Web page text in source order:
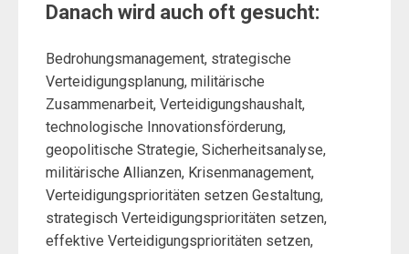
Danach wird auch oft gesucht:
Bedrohungsmanagement, strategische
Verteidigungsplanung, militärische
Zusammenarbeit, Verteidigungshaushalt,
technologische Innovationsförderung,
geopolitische Strategie, Sicherheitsanalyse,
militärische Allianzen, Krisenmanagement,
Verteidigungsprioritäten setzen Gestaltung,
strategisch Verteidigungsprioritäten setzen,
effektive Verteidigungsprioritäten setzen,